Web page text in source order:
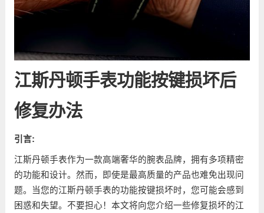
江斯丹顿手表功能按键损坏后
修复办法
引言:
江斯丹顿手表作为一款高端奢华的腕表品牌，拥有多项精密
的功能和设计。然而，即使是最高质量的产品也难免出现问
题。当您的江斯丹顿手表的功能按键损坏时，您可能会感到
困惑和失望。不要担心！本文将向您介绍一些修复损坏的江